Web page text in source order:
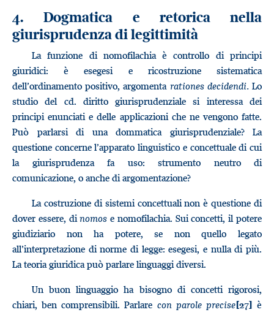
4. Dogmatica e retorica nella
giurisprudenza di legittimità
La funzione di nomofilachia è controllo di principi
giuridici: è esegesi e ricostruzione sistematica
dell’ordinamento positivo, argomenta rationes decidendi.Lo
studio del cd. diritto giurisprudenziale si interessa dei
principi enunciati e delle applicazioni che ne vengono fatte.
Può parlarsi di una dommatica giurisprudenziale? La
questione concerne l’apparato linguistico e concettuale di cui
la giurisprudenza fa uso: strumento neutro di
comunicazione, o anche di argomentazione?
La costruzione di sistemi concettuali non è questione di
dover essere, dinomos e nomofilachia. Sui concetti, il potere
giudiziario non ha potere, se non quello legato
all’interpretazione di norme di legge: esegesi, e nulla di più.
La teoria giuridica può parlare linguaggi diversi.
Un buon linguaggio ha bisogno di concetti rigorosi,
chiari, ben comprensibili. Parlare con parole precise[27] è